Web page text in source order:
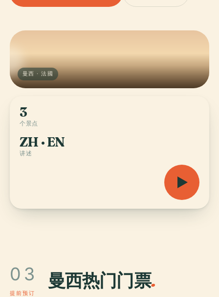
曼西 · 法國
3
个景点
ZH · EN
讲述
03 曼西热门门票.
提前预订